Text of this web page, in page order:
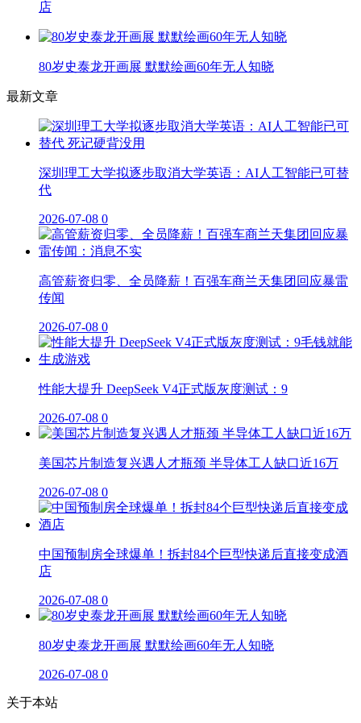
店
80岁史泰龙开画展 默默绘画60年无人知晓
最新文章
深圳理工大学拟逐步取消大学英语：AI人工智能已可替
代
2026-07-08 0
高管薪资归零、全员降薪！百强车商兰天集团回应暴雷
传闻
2026-07-08 0
性能大提升 DeepSeek V4正式版灰度测试：9
2026-07-08 0
美国芯片制造复兴遇人才瓶颈 半导体工人缺口近16万
2026-07-08 0
中国预制房全球爆单！拆封84个巨型快递后直接变成酒
店
2026-07-08 0
80岁史泰龙开画展 默默绘画60年无人知晓
2026-07-08 0
关于本站